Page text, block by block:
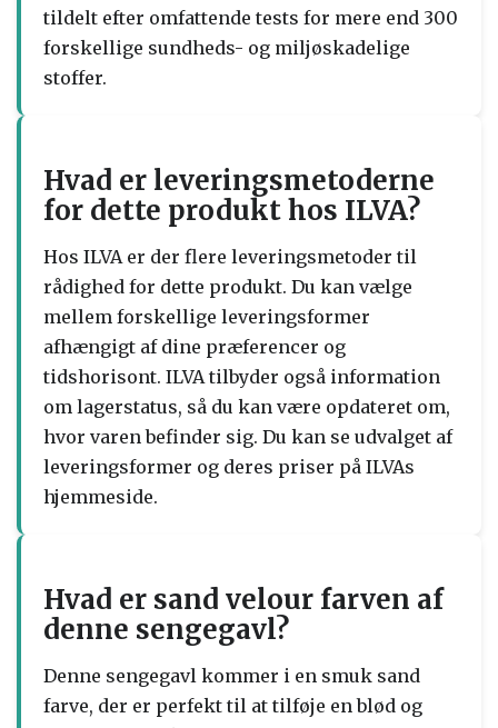
tildelt efter omfattende tests for mere end 300
forskellige sundheds- og miljøskadelige
stoffer.
Hvad er leveringsmetoderne
for dette produkt hos ILVA?
Hos ILVA er der flere leveringsmetoder til
rådighed for dette produkt. Du kan vælge
mellem forskellige leveringsformer
afhængigt af dine præferencer og
tidshorisont. ILVA tilbyder også information
om lagerstatus, så du kan være opdateret om,
hvor varen befinder sig. Du kan se udvalget af
leveringsformer og deres priser på ILVAs
hjemmeside.
Hvad er sand velour farven af
denne sengegavl?
Denne sengegavl kommer i en smuk sand
farve, der er perfekt til at tilføje en blød og